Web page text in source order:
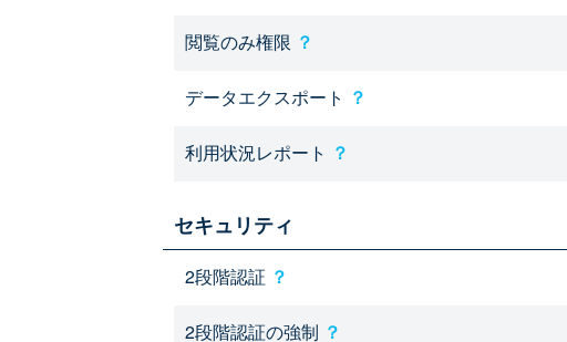
閲覧のみ権限 ？
データエクスポート ？
利用状況レポート ？
セキュリティ
2段階認証 ？
2段階認証の強制 ？